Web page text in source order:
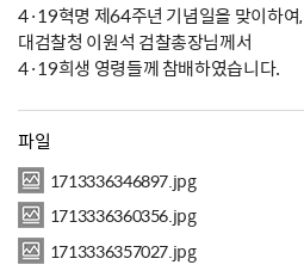
4·19혁명 제64주년 기념일을 맞이하여,
대검찰청 이원석 검찰총장님께서
4·19희생 영령들께 참배하였습니다.
파일
1713336346897.jpg
1713336360356.jpg
1713336357027.jpg